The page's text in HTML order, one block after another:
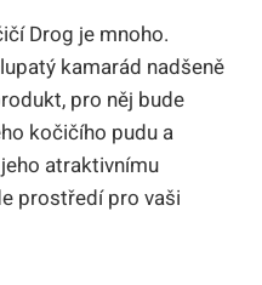
Drog ⁣je mnoho.
kamarád nadšeně
pro něj bude
kočičího pudu ‍a
atraktivnímu
prostředí⁣ pro vaši